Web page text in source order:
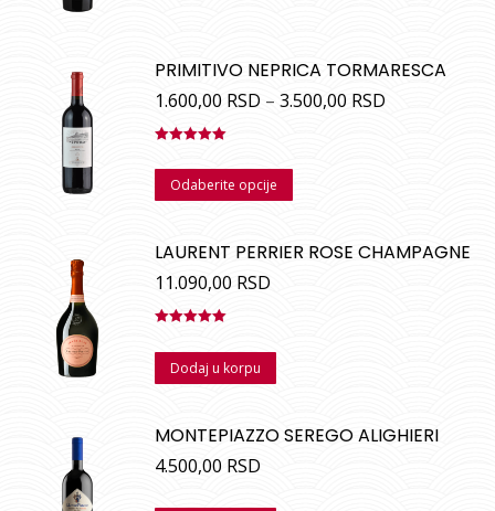
PRIMITIVO NEPRICA TORMARESCA
1.600,00 RSD – 3.500,00 RSD
sa5.00od
Odaberite opcije
LAURENT PERRIER ROSE CHAMPAGNE
11.090,00 RSD
sa5.00od
Dodaj u korpu
MONTEPIAZZO SEREGO ALIGHIERI
4.500,00 RSD